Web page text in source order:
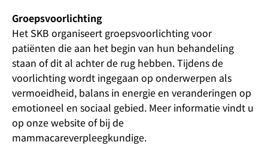
Groepsvoorlichting
Het SKB organiseert groepsvoorlichting voor
patiënten die aan het begin van hun behandeling
staan of dit al achter de rug hebben. Tijdens de
voorlichting wordt ingegaan op onderwerpen als
vermoeidheid, balans in energie en veranderingen op
emotioneel en sociaal gebied. Meer informatie vindt u
op onze website of bij de
mammacareverpleegkundige.